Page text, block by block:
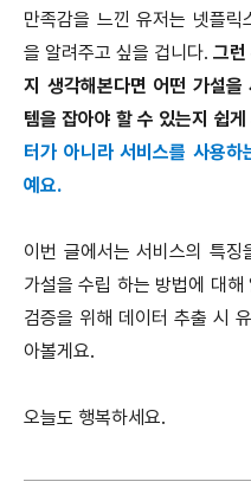
만족감을 느낀 유저는 넷플
을 알려주고 싶을 겁니다. 그런
지 생각해본다면 어떤 가설을
템을 잡아야 할 수 있는지 쉽
터가 아니라 서비스를 사용하
예요.
이번 글에서는 서비스의 특
가설을 수립 하는 방법에 대
검증을 위해 데이터 추출 시
아볼게요.
오늘도 행복하세요.